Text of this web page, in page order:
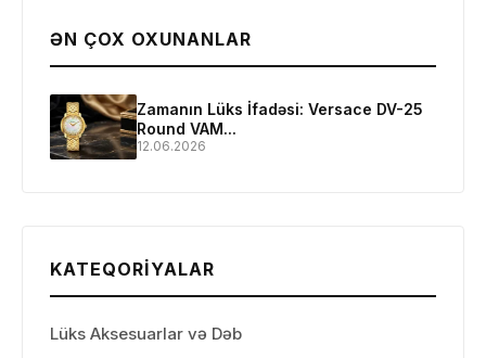
ƏN ÇOX OXUNANLAR
Zamanın Lüks İfadəsi: Versace DV-25
Round VAM...
12.06.2026
KATEQORIYALAR
Lüks Aksesuarlar və Dəb
Məhsul(lar) səbətə əlavə edildi
Sifarişin detalları
Məhsul toplam(0)